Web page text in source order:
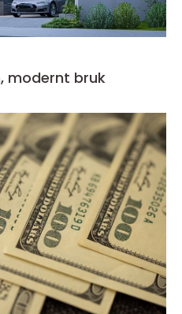
form, modernt bruk